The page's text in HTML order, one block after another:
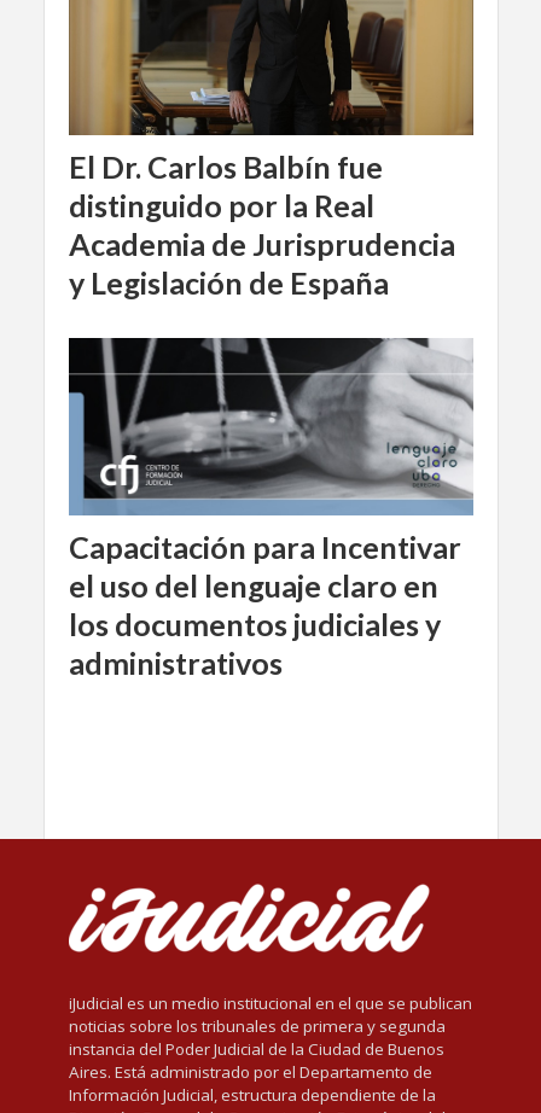
El Dr. Carlos Balbín fue
distinguido por la Real
Academia de Jurisprudencia
y Legislación de España
Capacitación para Incentivar
el uso del lenguaje claro en
los documentos judiciales y
administrativos
iJudicial es un medio institucional en el que se publican
noticias sobre los tribunales de primera y segunda
instancia del Poder Judicial de la Ciudad de Buenos
Aires. Está administrado por el Departamento de
Información Judicial, estructura dependiente de la